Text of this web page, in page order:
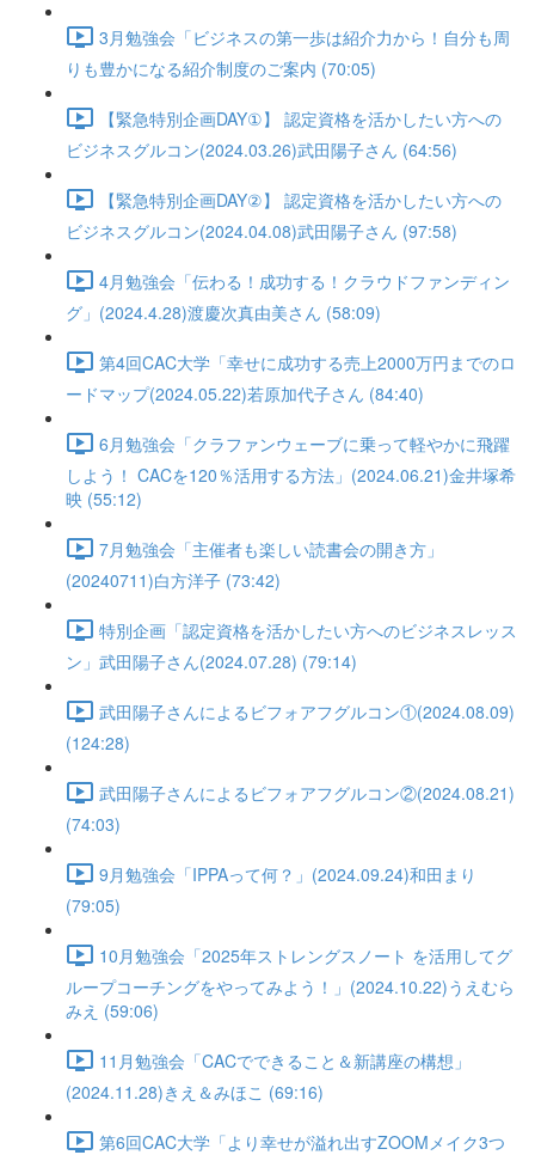
3月勉強会「ビジネスの第一歩は紹介力から！自分も周
りも豊かになる紹介制度のご案内 (70:05)
【緊急特別企画DAY①】 認定資格を活かしたい方への
ビジネスグルコン(2024.03.26)武田陽子さん (64:56)
【緊急特別企画DAY②】 認定資格を活かしたい方への
ビジネスグルコン(2024.04.08)武田陽子さん (97:58)
4月勉強会「伝わる！成功する！クラウドファンディン
グ」(2024.4.28)渡慶次真由美さん (58:09)
第4回CAC大学「幸せに成功する売上2000万円までのロ
ードマップ(2024.05.22)若原加代子さん (84:40)
6月勉強会「クラファンウェーブに乗って軽やかに飛躍
しよう！ CACを120％活用する方法」(2024.06.21)金井塚希
映 (55:12)
7月勉強会「主催者も楽しい読書会の開き方」
(20240711)白方洋子 (73:42)
特別企画「認定資格を活かしたい方へのビジネスレッス
ン」武田陽子さん(2024.07.28) (79:14)
武田陽子さんによるビフォアフグルコン①(2024.08.09)
(124:28)
武田陽子さんによるビフォアフグルコン②(2024.08.21)
(74:03)
9月勉強会「IPPAって何？」(2024.09.24)和田まり
(79:05)
10月勉強会「2025年ストレングスノート を活用してグ
ループコーチングをやってみよう！」(2024.10.22)うえむら
みえ (59:06)
11月勉強会「CACでできること＆新講座の構想」
(2024.11.28)きえ＆みほこ (69:16)
第6回CAC大学「より幸せが溢れ出すZOOMメイク3つ